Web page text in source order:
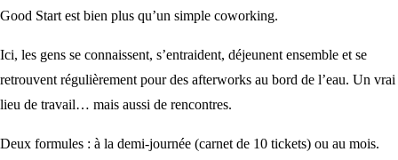
Good Start est bien plus qu’un simple coworking.
Ici, les gens se connaissent, s’entraident, déjeunent ensemble et se
retrouvent régulièrement pour des afterworks au bord de l’eau. Un vrai
lieu de travail… mais aussi de rencontres.
Deux formules : à la demi-journée (carnet de 10 tickets) ou au mois.